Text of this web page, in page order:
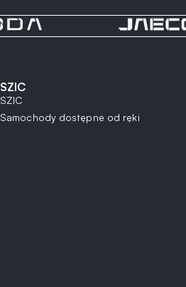
SZIC
SZIC
Samochody dostępne od ręki